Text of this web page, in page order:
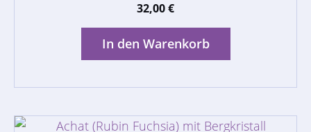
32,00€
In den Warenkorb